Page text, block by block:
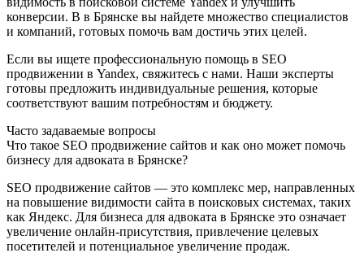
конверсии. В в Брянске вы найдете множество специалистов
и компаний, готовых помочь вам достичь этих целей.
Если вы ищете профессиональную помощь в SEO
продвижении в Yandex, свяжитесь с нами. Наши эксперты
готовы предложить индивидуальные решения, которые
соответствуют вашим потребностям и бюджету.
Часто задаваемые вопросы
Что такое SEO продвижение сайтов и как оно может помочь
бизнесу для адвоката в Брянске?
SEO продвижение сайтов — это комплекс мер, направленных
на повышение видимости сайта в поисковых системах, таких
как Яндекс. Для бизнеса для адвоката в Брянске это означает
увеличение онлайн-присутствия, привлечение целевых
посетителей и потенциальное увеличение продаж.